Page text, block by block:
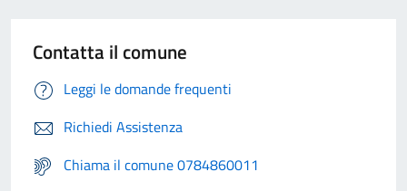
Contatta il comune
Leggi le domande frequenti
Richiedi Assistenza
Chiama il comune 0784860011